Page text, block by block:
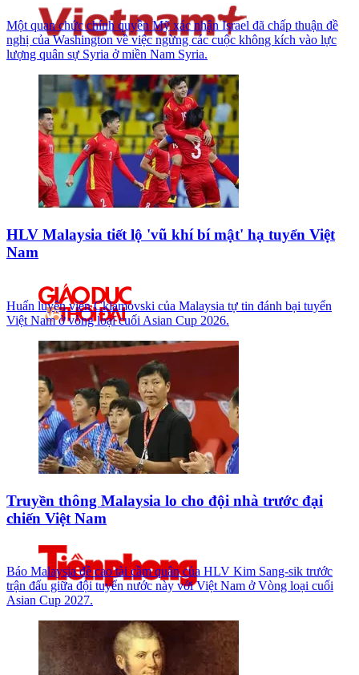
Một quan chức chính quyền Mỹ xác nhận Israel đã chấp thuận đề
nghị của Washington về việc ngừng các cuộc không kích vào lực
lượng quân sự Syria ở miền Nam Syria.
HLV Malaysia tiết lộ 'vũ khí bí mật' hạ tuyển Việt
Nam
Huấn luyện viên Cklamovski của Malaysia tự tin đánh bại tuyển
Việt Nam ở vòng loại cuối Asian Cup 2026.
Truyền thông Malaysia lo cho đội nhà trước đại
chiến Việt Nam
Báo Malaysia đề cao tài cầm quân của HLV Kim Sang-sik trước
trận đấu giữa đội tuyển nước này với Việt Nam ở Vòng loại cuối
Asian Cup 2027.